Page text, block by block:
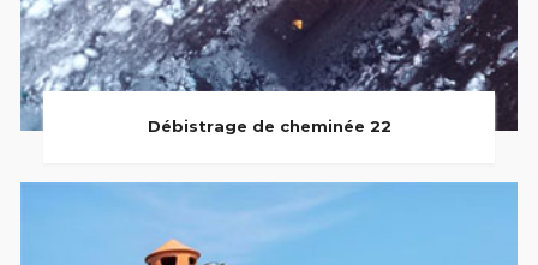
Débistrage de cheminée 22